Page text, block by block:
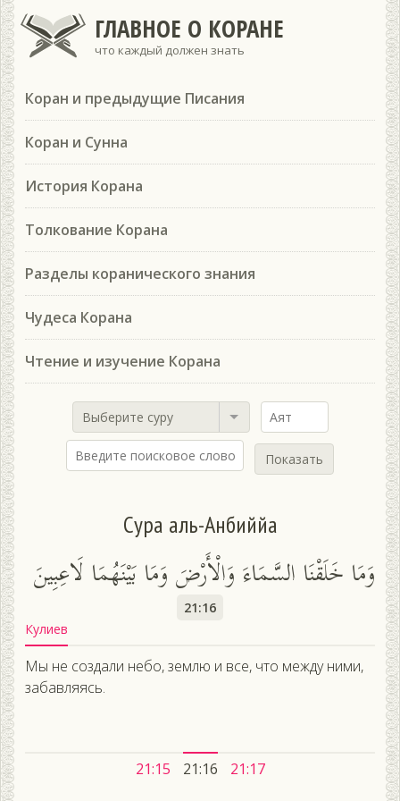
ГЛАВНОЕ О КОРАНЕ
что каждый должен знать
Коран и предыдущие Писания
Коран и Сунна
История Корана
Толкование Корана
Разделы коранического знания
Чудеса Корана
Чтение и изучение Корана
Выберите суру
Показать
Сура аль-Анбиййа
وَمَا خَلَقْنَا السَّمَاءَ وَالْأَرْضَ وَمَا بَيْنَهُمَا لَاعِبِينَ
21:16
Кулиев
Мы не создали небо, землю и все, что между ними,
забавляясь.
21:15 21:16 21:17